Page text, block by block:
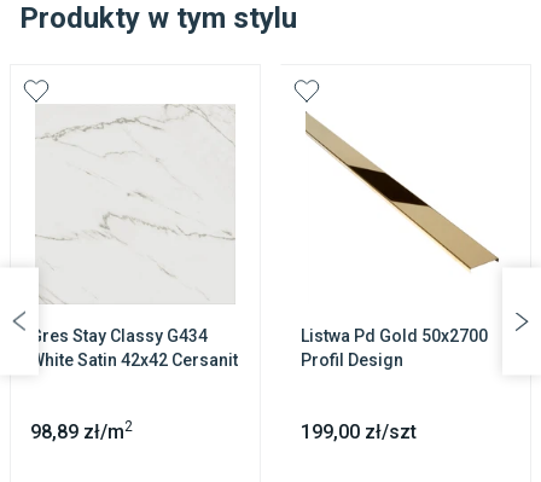
Produkty w tym stylu
Gres Stay Classy G434
White Satin 42x42 Cersanit
98,89 zł/m2
Listwa Pd Gold 50x2700
Profil Design
199,00 zł/szt